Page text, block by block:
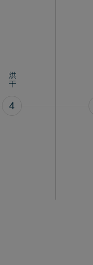
烘干
4